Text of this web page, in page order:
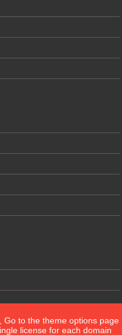
Go to the theme options page
license for each domain